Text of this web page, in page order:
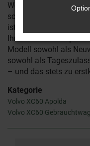
Wert auf eine saubere
so spannenden
ist der Volvo XC60 ein
Ihre Mobilität in
Modell sowohl als
sowohl als
– und das stets zu
Kategorie
Volvo XC60 Apolda
Volvo XC60